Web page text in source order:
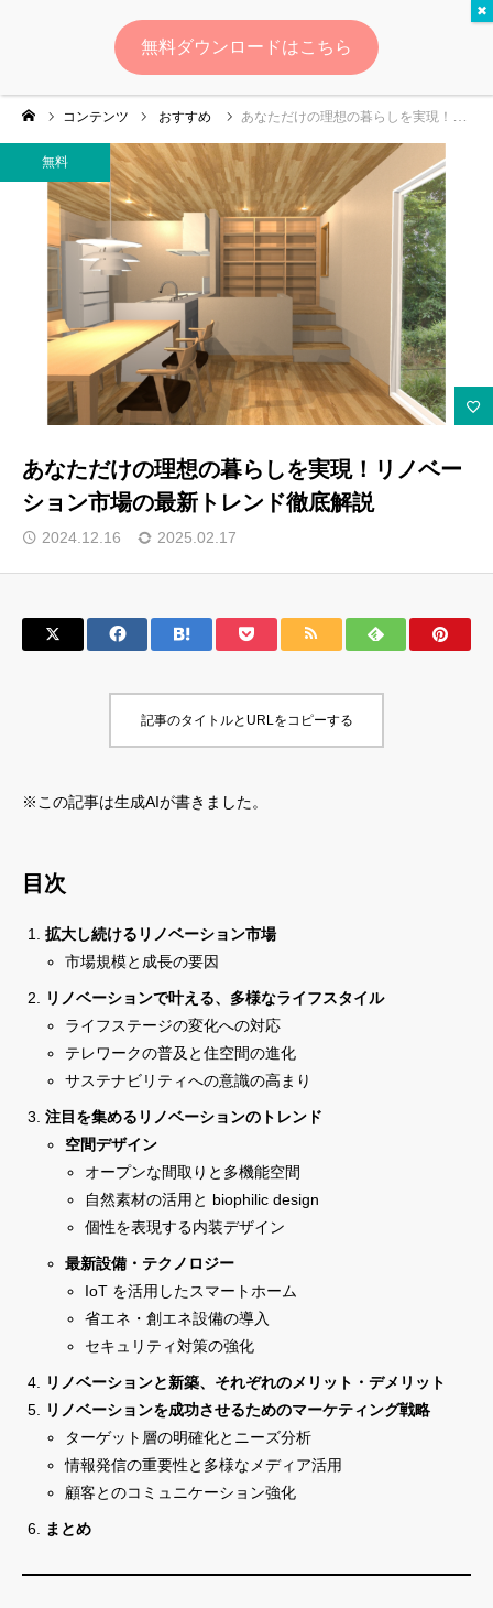
無料
コンテンツ おすすめ あなただけの理想の暮らしを実現！リノベーション市場の最新トレンド徹底解説
無料
あなただけの理想の暮らしを実現！リノベー
ション市場の最新トレンド徹底解説
2024.12.16 2025.02.17
記事のタイトルとURLをコピーする
※この記事は生成AIが書きました。
目次
拡大し続けるリノベーション市場
市場規模と成長の要因
リノベーションで叶える、多様なライフスタイル
ライフステージの変化への対応
テレワークの普及と住空間の進化
サステナビリティへの意識の高まり
注目を集めるリノベーションのトレンド
空間デザイン
オープンな間取りと多機能空間
自然素材の活用と biophilic design
個性を表現する内装デザイン
最新設備・テクノロジー
IoT を活用したスマートホーム
省エネ・創エネ設備の導入
セキュリティ対策の強化
リノベーションと新築、それぞれのメリット・デメリット
リノベーションを成功させるためのマーケティング戦略
ターゲット層の明確化とニーズ分析
情報発信の重要性と多様なメディア活用
顧客とのコミュニケーション強化
まとめ
ログイン 会員登録
ゆいマーケとは？
実績・お客様の声
無料診断
イベント・セミナー情報
コンテンツ
LINEお友達登録
スポンサー登録
サロン会員登録
ログイン
利用規約
プライバシーポリシー
運営会社
無料ダウンロードはこちら